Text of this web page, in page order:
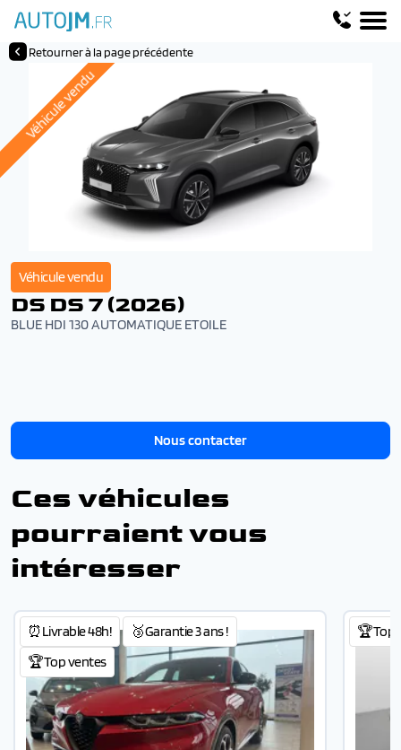
Retourner à la page précédente
Véhicule vendu
Véhicule vendu
DS DS 7 (2026)
BLUE HDI 130 AUTOMATIQUE ETOILE
Nous contacter
Ces véhicules
pourraient vous
intéresser
⏰Livrable 48h!
🥉Garantie 3 ans !
🏆Top ventes
🏆Top